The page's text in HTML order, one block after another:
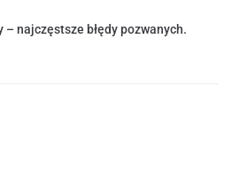
– najczęstsze błędy pozwanych.